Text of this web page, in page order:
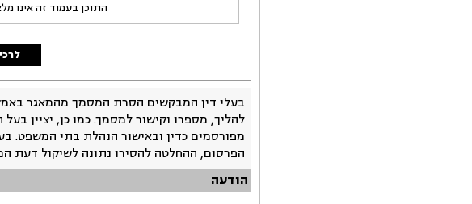
התוכן בעמוד זה אינו
בעלי דין המבקשים הסרת המסמך מהמאגר
להליך, מספרו וקישור למסמך. כמו כן, יציין
מפורסמים כדין ובאישור הנהלת בתי המשפט.
הפרסום, ההחלטה להסירו נתונה לשיקול דעת
הודעה